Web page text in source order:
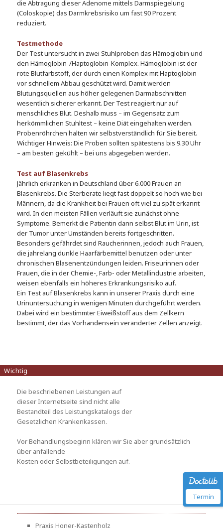
Termin
die Abtragung dieser Adenome mittels Darmspiegelung
(Coloskopie) das Darmkrebsrisiko um fast 90 Prozent
reduziert.
Testmethode
Der Test untersucht in zwei Stuhlproben das Hämoglobin und
den Hämoglobin-/Haptoglobin-Komplex. Hämoglobin ist der
rote Blutfarbstoff, der durch einen Komplex mit Haptoglobin
vor schnellem Abbau geschützt wird. Damit werden
Blutungsquellen aus höher gelegenen Darmabschnitten
wesentlich sicherer erkannt. Der Test reagiert nur auf
menschliches Blut. Deshalb muss – im Gegensatz zum
herkömmlichen Stuhltest – keine Diät eingehalten werden.
Probenröhrchen halten wir selbstverständlich für Sie bereit.
Wichtiger Hinweis: Die Proben sollten spätestens bis 9.30 Uhr
– am besten gekühlt – bei uns abgegeben werden.
Test auf Blasenkrebs
Jährlich erkranken in Deutschland über 6.000 Frauen an
Blasenkrebs. Die Sterberate liegt fast doppelt so hoch wie bei
Männern, da die Krankheit bei Frauen oft viel zu spät erkannt
wird. In den meisten Fällen verläuft sie zunächst ohne
Symptome. Bemerkt die Patientin dann selbst Blut im Urin, ist
der Tumor unter Umständen bereits fortgeschritten.
Besonders gefährdet sind Raucherinnen, jedoch auch Frauen,
die jahrelang dunkle Haarfärbemittel benutzen oder unter
chronischen Blasenentzündungen leiden. Friseurinnen oder
Frauen, die in der Chemie-, Farb- oder Metallindustrie arbeiten,
weisen ebenfalls ein höheres Erkrankungsrisiko auf.
Ein Test auf Blasenkrebs kann in unserer Praxis durch eine
Urinuntersuchung in wenigen Minuten durchgeführt werden.
Dabei wird ein bestimmter Eiweißstoff aus dem Zellkern
bestimmt, der das Vorhandensein veränderter Zellen anzeigt.
Wichtig
Die beschriebenen Leistungen auf
dieser Internetseite sind nicht alle
Bestandteil des Leistungskatalogs der
Gesetzlichen Krankenkassen.
Vor Behandlungsbeginn klären wir Sie aber grundsätzlich
über anfallende
Kosten oder Selbstbeteiligungen auf.
Praxis Honer-Kastenholz